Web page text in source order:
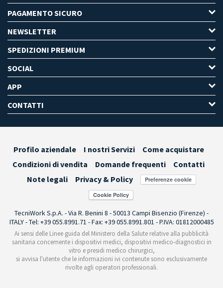
PAGAMENTO SICURO
NEWSLETTER
SPEDIZIONI PREMIUM
SOCIAL
APP
CONTATTI
Profilo aziendale I nostri Servizi
Come acquistare
Condizioni di vendita
Domande frequenti
Contatti
Note legali
Privacy & Policy Preferenze cookie
TecniWork S.p.A. - Via R. Benini 8 - 50013 Campi Bisenzio (Firenze) -
ITALY - Tel: +39 055.8991.71 - Fax: +39 055.8991.801 - P.IVA: 01812000485
Ai sensi delle Linee guida del Ministero della Salute relative alla pubblicità
sanitaria concernente i dispositivi medici, dispositivi medico-diagnostici in
vitro e presidi medico chirurgici,
si avvisa l'utente che le informazioni ivi contenute sono esclusivamente
rivolte agli operatori professionali.